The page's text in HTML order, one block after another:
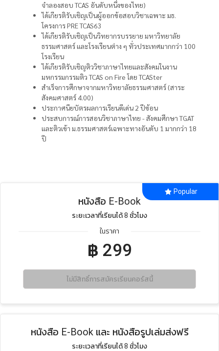
จำลองสอบ TCAS อันดับหนึ่งของไทย)
ได้เกียรติรับเชิญเป็นผู้ออกข้อสอบวิชาเฉพาะ มธ.
โครงการ PRE TCAS63
ได้เกียรติรับเชิญเป็นวิทยากรบรรยาย มหาวิทยาลัย
ธรรมศาสตร์ และโรงเรียนต่าง ๆ ทั่วประเทศมากกว่า 100
โรงเรียน
ได้เกียรติรับเชิญติววิชาภาษาไทยและสังคมในงาน
มหกรรมกรรมติว TCAS on Fire โดย TCASter
สำเร็จการศึกษาจากมหาวิทยาลัยธรรมศาสตร์ (สาระ
สังคมศาสตร์ 4.00)
ประกาศนียบัตรผลการเรียนดีเด่น 2 ปีซ้อน
ประสบการณ์การสอนวิชาภาษาไทย - สังคมศึกษา TGAT
และติวเข้า ม.ธรรมศาสตร์เฉพาะทางอันดับ 1 มากกว่า 18
ปี
Popular
หนังสือ E-Book
ระยะเวลาที่เรียนได้ 8 ชั่วโมง
ในราคา
฿ 299
ไม่มีสิทธิ์การสมัครเรียนคอร์สนี้
หนังสือ E-Book และ หนังสือรูปเล่มส่งฟรี
ระยะเวลาที่เรียนได้ 8 ชั่วโมง